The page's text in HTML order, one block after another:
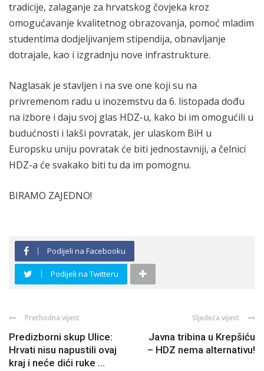
tradicije, zalaganje za hrvatskog čovjeka kroz
omogućavanje kvalitetnog obrazovanja, pomoć mladim
studentima dodjeljivanjem stipendija, obnavljanje
dotrajale, kao i izgradnju nove infrastrukture.
Naglasak je stavljen i na sve one koji su na
privremenom radu u inozemstvu da 6. listopada dođu
na izbore i daju svoj glas HDZ-u, kako bi im omogućili u
budućnosti i lakši povratak, jer ulaskom BiH u
Europsku uniju povratak će biti jednostavniji, a čelnici
HDZ-a će svakako biti tu da im pomognu.
BIRAMO ZAJEDNO!
Podijeli na Facebooku
Podijeli na Twitteru
Prethodna vijest
Predizborni skup Ulice:
Hrvati nisu napustili ovaj
kraj i neće dići ruke ...
Sljedeća vijest
Javna tribina u Krepšiću
– HDZ nema alternativu!